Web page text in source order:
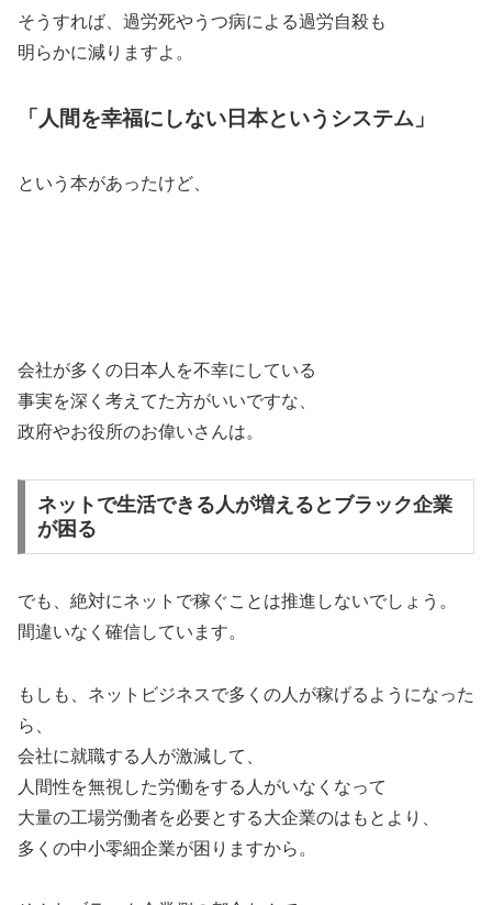
そうすれば、過労死やうつ病による過労自殺も
明らかに減りますよ。
「人間を幸福にしない日本というシステム」
という本があったけど、
会社が多くの日本人を不幸にしている
事実を深く考えてた方がいいですな、
政府やお役所のお偉いさんは。
ネットで生活できる人が増えるとブラック企業
が困る
でも、絶対にネットで稼ぐことは推進しないでしょう。
間違いなく確信しています。
もしも、ネットビジネスで多くの人が稼げるようになった
ら、
会社に就職する人が激減して、
人間性を無視した労働をする人がいなくなって
大量の工場労働者を必要とする大企業のはもとより、
多くの中小零細企業が困りますから。